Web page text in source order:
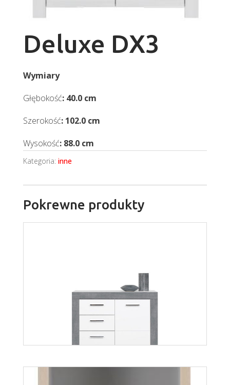
Deluxe DX3
Wymiary
Głębokość: 40.0 cm
Szerokość: 102.0 cm
Wysokość: 88.0 cm
Kategoria: inne
Pokrewne produkty